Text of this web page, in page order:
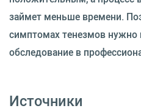
займет меньше времени.
симптомах тенезмов нужно
обследование в
Источники